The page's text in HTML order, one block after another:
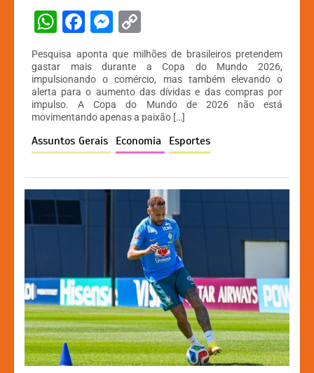
W
h
at
s
A
p
p
F
c
e
b
o
o
k
M
s
s
e
n
g
er
o
p
y
Li
n
k
Pesquisa aponta que milhões de brasileiros pretendem
gastar mais durante a Copa do Mundo 2026,
impulsionando o comércio, mas também elevando o
alerta para o aumento das dívidas e das compras por
impulso. A Copa do Mundo de 2026 não está
movimentando apenas a paixão […]
Assuntos Gerais Economia Esportes